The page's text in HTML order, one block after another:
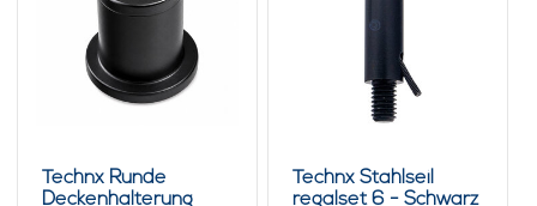
Technx Runde
Deckenhalterung
Technx Stahlseil
regalset 6 - Schwarz